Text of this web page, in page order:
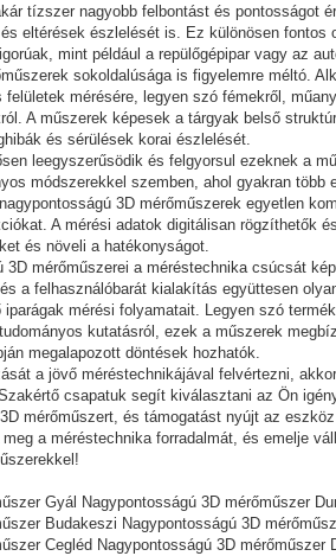
tízszer nagyobb felbontást és pontosságot
eltérések észlelését is. Ez különösen fontos
mint például a repülőgépipar vagy az
sokoldalúsága is figyelemre méltó.
felületek mérésére, legyen szó fémekről,
A műszerek képesek a tárgyak belső
és sérülések korai észlelését.
leegyszerűsödik és felgyorsul ezeknek a
módszerekkel szemben, ahol gyakran több
3D mérőműszerek egyetlen
A mérési adatok digitálisan rögzíthetők
és növeli a hatékonyságot.
3D mérőműszerei a méréstechnika csúcsát
a felhasználóbarát kialakítás együttesen
mérési folyamatait. Legyen szó
kutatásról, ezek a műszerek
megalapozott döntések hozhatók.
a jövő méréstechnikájával felvértezni,
csapatuk segít kiválasztani az Ön
mérőműszert, és támogatást nyújt az
a méréstechnika forradalmát, és emelje
Gyál Nagypontosságú 3D mérőműszer
Budakeszi Nagypontosságú 3D
Cegléd Nagypontosságú 3D mérőműszer